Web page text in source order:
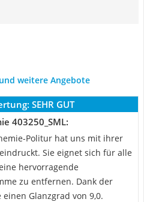
weitere Angebote
SEHR GUT
403250_SML:
Politur hat uns mit ihrer
Sie eignet sich für alle
hervorragende
zu entfernen. Dank der
Glanzgrad von 9,0.